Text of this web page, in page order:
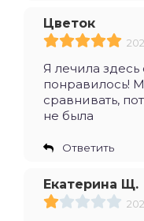
Цветок
Я лечила здесь
понравилось!
сравнивать,
не была
Ответить
Екатерина Щ.